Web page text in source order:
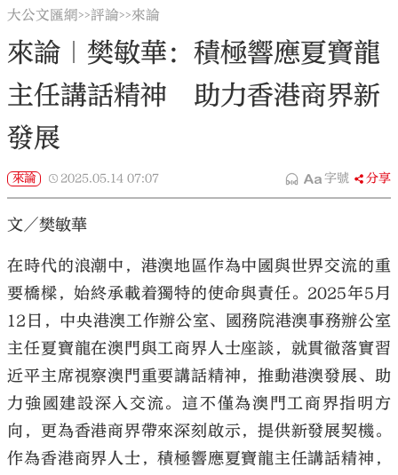
大公文匯網>>評論>>來論
來論｜樊敏華：積極響應夏寶龍
主任講話精神 助力香港商界新
發展
來論 2025.05.14 07:07 字號 分享
文／樊敏華
在時代的浪潮中，港澳地區作為中國與世界交流的重
要橋樑，始終承載着獨特的使命與責任。2025年5月
12日，中央港澳工作辦公室、國務院港澳事務辦公室
主任夏寶龍在澳門與工商界人士座談，就貫徹落實習
近平主席視察澳門重要講話精神，推動港澳發展、助
力強國建設深入交流。這不僅為澳門工商界指明方
向，更為香港商界帶來深刻啟示，提供新發展契機。
作為香港商界人士，積極響應夏寶龍主任講話精神，